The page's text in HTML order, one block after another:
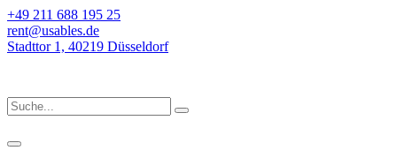
+49 211 688 195 25
rent@usables.de
Stadttor 1, 40219 Düsseldorf